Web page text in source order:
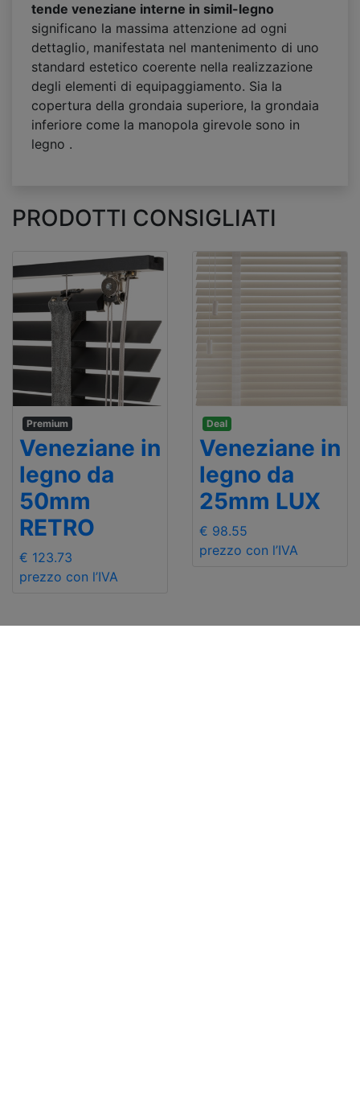
tende veneziane interne in simil-legno
significano la massima attenzione ad ogni
dettaglio, manifestata nel mantenimento di uno
standard estetico coerente nella realizzazione
degli elementi di equipaggiamento. Sia la
copertura della grondaia superiore, la grondaia
inferiore come la manopola girevole sono in
legno .
PRODOTTI CONSIGLIATI
Premium
Veneziane in
legno da
50mm
RETRO
€ 123.73
prezzo con l’IVA
Deal
Veneziane in
legno da
25mm LUX
€ 98.55
prezzo con l’IVA